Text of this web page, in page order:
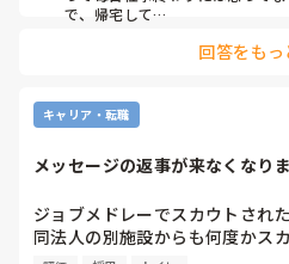
なんでも良いですよね、褒めて
で、帰宅して
回答をもっ
キャリア・転職
メッセージの返事が来なくなりま
ジョブメドレーでスカウトされ
同法人の別施設からも何度かス